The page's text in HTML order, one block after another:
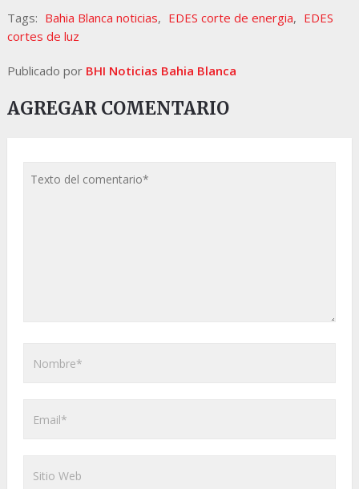
Tags: Bahia Blanca noticias, EDES corte de energia, EDES
cortes de luz
Publicado por BHI Noticias Bahia Blanca
AGREGAR COMENTARIO